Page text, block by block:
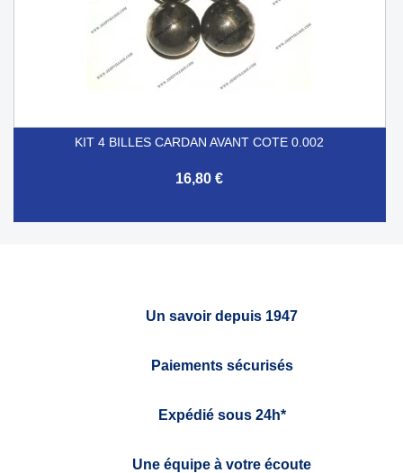
KIT 4 BILLES CARDAN AVANT COTE 0.002
16,80 €
Un savoir depuis 1947
Paiements sécurisés
Expédié sous 24h*
Une équipe à votre écoute